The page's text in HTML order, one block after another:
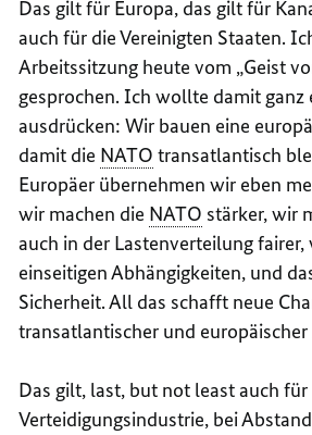
Das gilt für Europa, das gilt für
auch für die Vereinigten Staaten.
Arbeitssitzung heute vom „Geist
gesprochen. Ich wollte damit ganz
ausdrücken: Wir bauen eine
damit die NATO transatlantisch
Europäer übernehmen wir eben
wir machen die NATO stärker, wir
auch in der Lastenverteilung
einseitigen Abhängigkeiten, und
Sicherheit. All das schafft neue
transatlantischer und
Das gilt, last, but not leastauch für
Verteidigungsindustrie, bei